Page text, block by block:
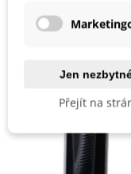
Jen
Přejít na